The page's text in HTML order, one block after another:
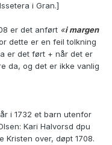
i Gran.]
er det anført «i margen
dette er en feil tolkning
er det ført + når det er
da, og det er ikke vanlig
i 1732 et barn utenfor
Kari Halvorsd dpu
Kristen over, døpt 1708.